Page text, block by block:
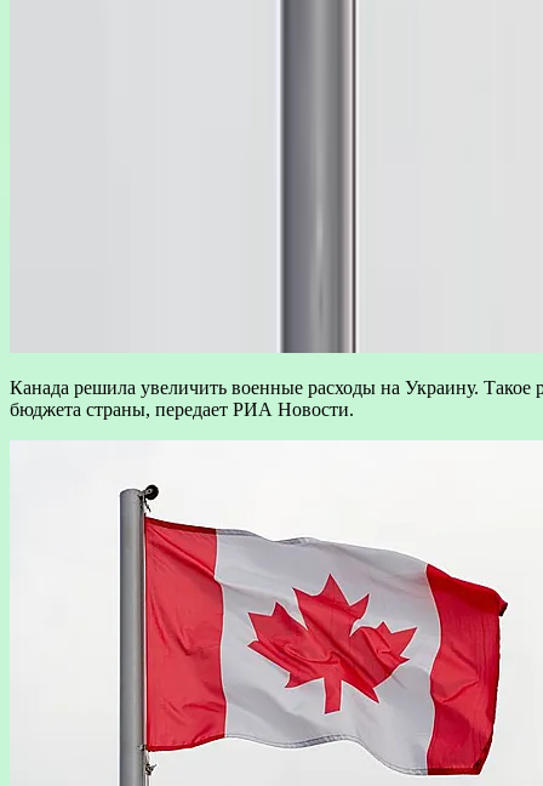
Канада решила увеличить военные расходы на Украину. Такое
бюджета страны, передает РИА Новости.